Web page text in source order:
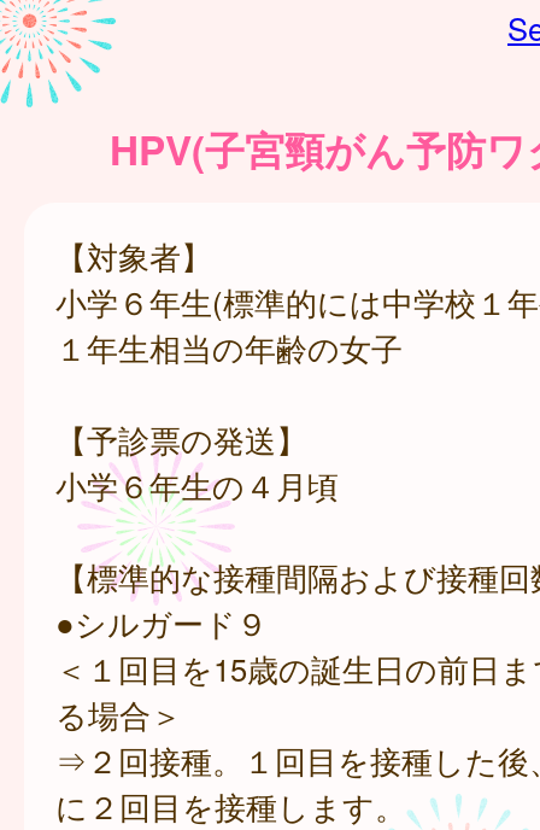
HPV(子宮頸がん予防
【対象者】
小学６年生(標準的には中学校１
１年生相当の年齢の女子
【予診票の発送】
小学６年生の４月頃
【標準的な接種間隔および接種
●シルガード９
＜１回目を15歳の誕生日の前日
る場合＞
⇒２回接種。１回目を接種した後
に２回目を接種します。